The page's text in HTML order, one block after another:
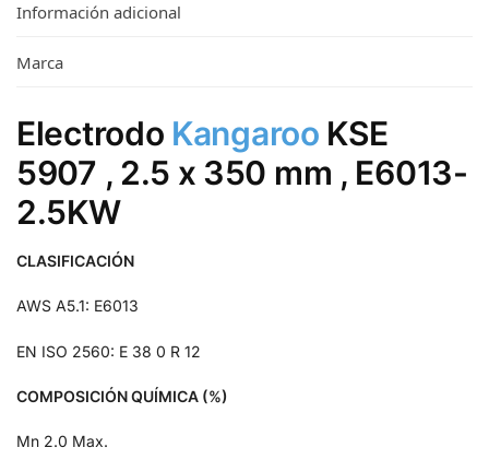
Información adicional
Marca
Electrodo Kangaroo KSE
5907 , 2.5 x 350 mm , E6013-
2.5KW
CLASIFICACIÓN
AWS A5.1: E6013
EN ISO 2560: E 38 0 R 12
COMPOSICIÓN QUÍMICA (%)
Mn 2.0 Max.